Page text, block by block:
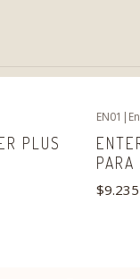
Despacho gratis en RM
PLUS
EN01 |